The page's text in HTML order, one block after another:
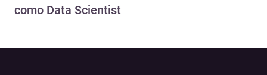
como Data Scientist